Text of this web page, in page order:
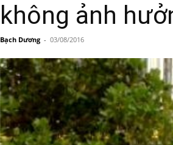
không ảnh
Bạch Dương - 03/08/2016